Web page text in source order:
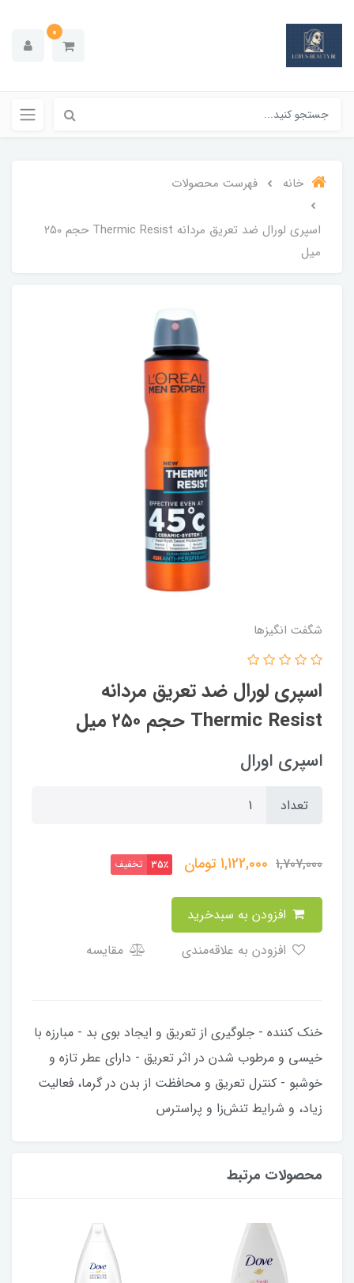
0
خانه فهرست محصولات
اسپری لورال ضد تعریق مردانه Thermic Resist حجم ۲۵۰
میل
شگفت انگيزها
اسپری لورال ضد تعریق مردانه
Thermic Resist حجم ۲۵۰ میل
اسپری اورال
تعداد
1,707,000
1,122,000تومان 35٪ تخفیف
مقایسه
خنک کننده - جلوگیری از تعریق و ایجاد بوی بد - مبارزه با
خیسی و مرطوب شدن در اثر تعریق - دارای عطر تازه و
خوشبو - کنترل تعریق و محافظت از بدن در گرما، فعالیت
زیاد، و شرایط تنش‌زا و پراسترس
محصولات مرتبط